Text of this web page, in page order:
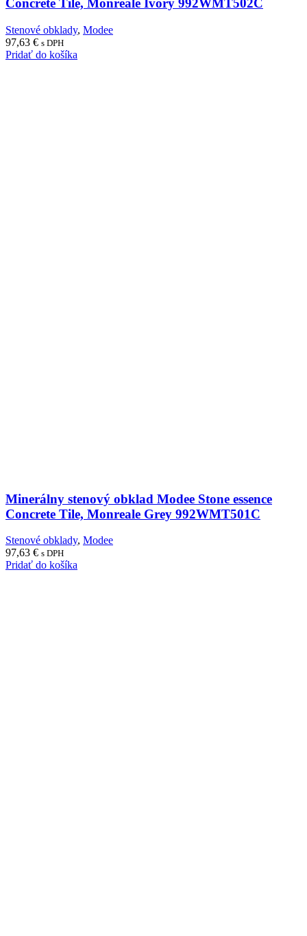
Concrete Tile, Monreale Ivory 992WMT502C
Stenové obklady, Modee
97,63 € s DPH
Pridať do košíka
Minerálny stenový obklad Modee Stone essence
Concrete Tile, Monreale Grey 992WMT501C
Stenové obklady, Modee
97,63 € s DPH
Pridať do košíka